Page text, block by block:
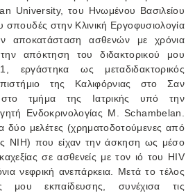
University, του Ηνωμένου Βασιλείου
σπουδές στην Κλινική Εργοφυσιολογία
αποκατάσταση ασθενών με χρόνια
απόκτηση του διδακτορικού μου
εργάστηκα ως μεταδιδακτορικός
της Καλιφόρνιας στο Σαν
τμήμα της Ιατρικής υπό την
Ενδοκρινολογίας M. Schambelan.
μελέτες (χρηματοδοτούμενες από
NIH) που είχαν την άσκηση ως μέσο
σε ασθενείς με τον ιό του HIV
νεφρική ανεπάρκεια. Μετά το τέλος
μου εκπαίδευσης, συνέχισα τις